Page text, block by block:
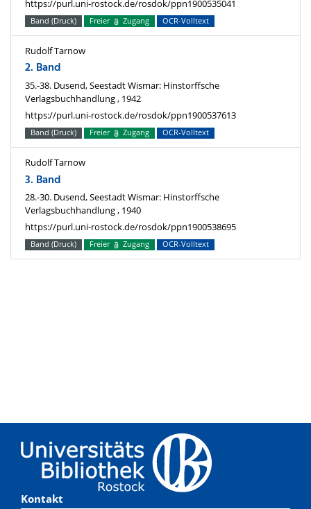
https://purl.uni-rostock.de/rosdok/ppn1900535041
Band (Druck) Freier Zugang OCR-Volltext
Rudolf Tarnow
2. Band
35.-38. Dusend, Seestadt Wismar: Hinstorffsche
Verlagsbuchhandlung , 1942
https://purl.uni-rostock.de/rosdok/ppn1900537613
Band (Druck) Freier Zugang OCR-Volltext
Rudolf Tarnow
3. Band
28.-30. Dusend, Seestadt Wismar: Hinstorffsche
Verlagsbuchhandlung , 1940
https://purl.uni-rostock.de/rosdok/ppn1900538695
Band (Druck) Freier Zugang OCR-Volltext
Kontakt